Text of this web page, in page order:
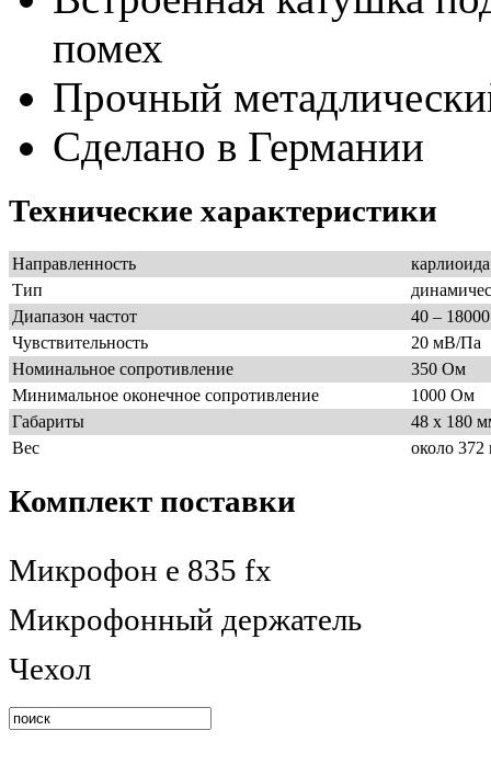
помех
Прочный
Сделано в Германии
Технические характеристики
Направленность
карлиоида
Тип
Диапазон частот
40 –
Чувствительность
20 мВ/Па
Номинальное сопротивление
350 Ом
Минимальное оконечное сопротивление
1000 Ом
Габариты
48 х 180
Вес
около 372
Комплект поставки
Микрофон е 835 fx
Микрофонный держатель
Чехол